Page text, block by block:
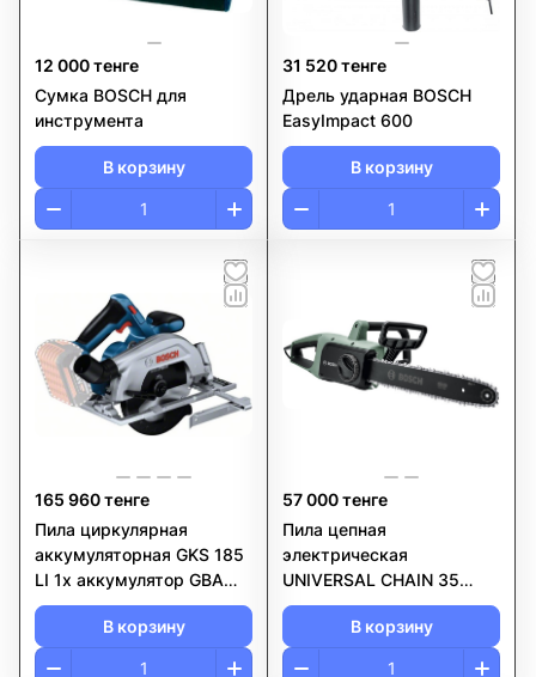
12 000 тенге
Сумка BOSCH для
инструмента
В корзину
31 520 тенге
Дрель ударная BOSCH
EasyImpact 600
В корзину
165 960 тенге
Пила циркулярная
аккумуляторная GKS 185
LI 1x аккумулятор GBA
18V 5,0 Ач, Зарядное
устройство BOSCH
В корзину
57 000 тенге
Пила цепная
электрическая
UNIVERSAL CHAIN 35
BOSCH
В корзину